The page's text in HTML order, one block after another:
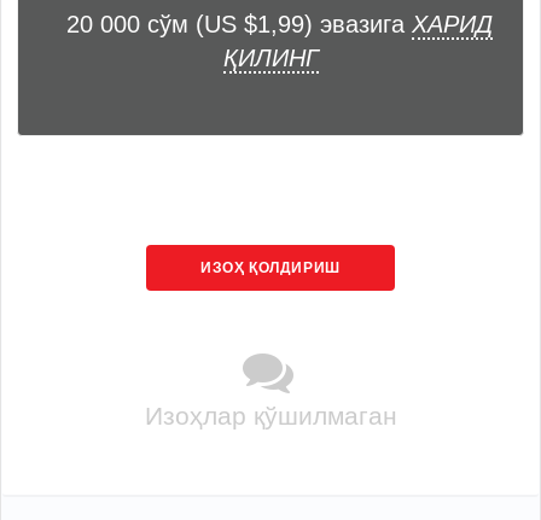
20 000 сўм (US $1,99) эвазига ХАРИД
ҚИЛИНГ
ИЗОҲ ҚОЛДИРИШ
Изоҳлар қўшилмаган